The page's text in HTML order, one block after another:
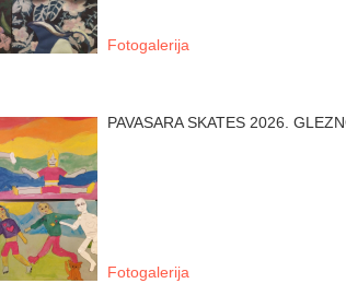
Fotogalerija
PAVASARA SKATES 2026.
Fotogalerija